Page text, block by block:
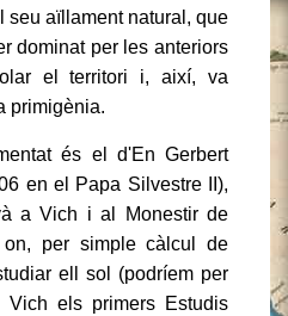
seu aïllament natural, que
dominat per les anteriors
el territori i, així, va
primigènia.
és el d'En Gerbert
en el Papa Silvestre II),
a Vich i al Monestir de
per simple càlcul de
ell sol (podríem per
els primers Estudis